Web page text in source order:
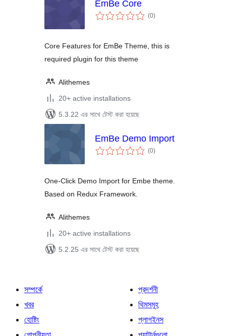
EmBe Core
(0total
ratings
)
Core Features for EmBe Theme, this is
required plugin for this theme
Alithemes
20+ active installations
5.3.22 এর সাথে টেস্ট করা হয়েছে
EmBe Demo Import
(0total
ratings
)
One-Click Demo Import for Embe theme.
Based on Redux Framework.
Alithemes
20+ active installations
5.2.25 এর সাথে টেস্ট করা হয়েছে
সম্পর্কে
খবর
হোষ্টিং
প্রদর্শনী
থিমসমূহ
প্লাগইনস